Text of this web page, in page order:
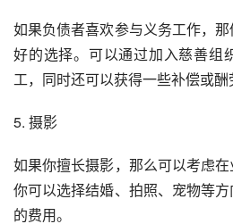
如果负债者喜欢参与义务工作，
好的选择。可以通过加入慈善组
工，同时还可以获得一些补偿或酬
5. 摄影
如果你擅长摄影，那么可以考虑在
你可以选择结婚、拍照、宠物等
的费用。